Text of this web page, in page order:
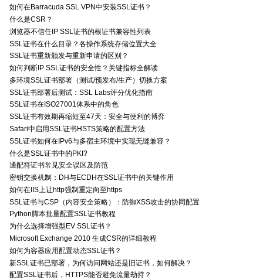
如何在Barracuda SSL VPN中安装SSL证书？
什么是CSR？
浏览器不信任IP SSL证书的根证书兼容性列表
SSL证书在什么目录？各操作系统存储位置大全
SSL证书重新颁发与重新申请的区别？
如何判断IP SSL证书的安全性？关键指标全解读
多环境SSL证书部署（测试/预发布/生产）切换方案
SSL证书部署后测试：SSL Labs评分优化指南
SSL证书在ISO27001体系中的角色
SSL证书有效期再缩短至47天：安全与便利的博弈
Safari中启用SSL证书HSTS策略的配置方法
SSL证书如何在IPv6与多宿主环境中实现无缝兼容？
什么是SSL证书中的PKI?
通配符证书常见安全误区及防范
密钥交换机制：DH与ECDH在SSL证书中的关键作用
如何在IIS上让http强制重定向至https
SSL证书与CSP（内容安全策略）：防御XSS攻击的协同配置
Python脚本批量配置SSL证书教程
为什么选择增强型EV SSL证书？
Microsoft Exchange 2010 生成CSR的详细教程
如何为容器应用配置动态SSL证书？
新SSL证书已部署，为何访问网站还是旧证书，如何解决？
配置SSL证书后，HTTPS能否避免流量劫持？